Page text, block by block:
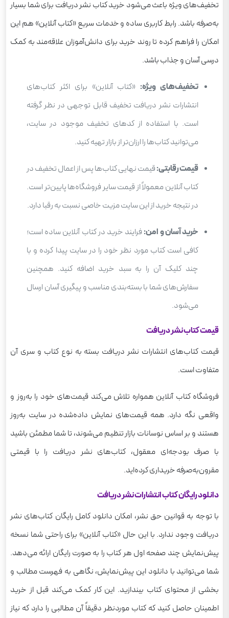
تخفیف‌های ویژه باعث می‌شود خرید کتاب نشر دریافت برای شما بسیار
به‌صرفه باشد. رابط کاربری ساده و خدمات سریع «کتاب آنلاین» هم این
امکان را فراهم کرده تا روند خرید برای دانش‌آموزان علاقه‌مند به کمک
درسی آسان و جذاب باشد.
تخفیف‌های ویژه: «کتاب آنلاین» برای اکثر کتاب‌های
انتشارات نشر دریافت تخفیف قابل توجهی در نظر گرفته
است. با استفاده از کدهای تخفیف موجود در سایت،
می‌توانید کتاب‌ها را ارزان‌تر از بازار تهیه کنید.
قیمت رقابتی:قیمت نهایی کتاب‌ها پس از اعمال تخفیف در
کتاب آنلاین معمولاً از قیمت سایر فروشگاه‌ها پایین‌تر است.
در نتیجه خرید از این سایت مزیت خاصی نسبت به رقبا دارد.
خرید آسان و امن: فرایند خرید در کتاب آنلاین ساده است؛
کافی است کتاب مورد نظر خود را در سایت پیدا کرده و با
چند کلیک آن را به سبد خرید اضافه کنید. همچنین
سفارش‌های شما با بسته‌بندی مناسب و پیگیری آسان ارسال
می‌شود.
قیمت کتاب نشر دریافت
قیمت کتاب‌های انتشارات نشر دریافت بسته به نوع کتاب و سری آن
متفاوت است.
فروشگاه کتاب آنلاین همواره تلاش می‌کند قیمت‌های خود را به‌روز و
واقعی نگه دارد. همه قیمت‌های نمایش داده‌شده در سایت به‌روز
هستند و بر اساس نوسانات بازار تنظیم می‌شوند، تا شما مطمئن باشید
با صرف بودجه‌ای معقول، کتاب‌های نشر دریافت را با قیمتی
مقرون‌به‌صرفه خریداری کرده‌اید.
دانلود رایگان کتاب انتشارات نشر دریافت
با توجه به قوانین حق نشر، امکان دانلود کامل رایگان کتاب‌های نشر
دریافت وجود ندارد. با این حال «کتاب آنلاین» برای راحتی شما نسخه
پیش‌نمایش چند صفحه اول هر کتاب را به صورت رایگان ارائه می‌دهد.
شما می‌توانید با دانلود این پیش‌نمایش، نگاهی به فهرست مطالب و
بخشی از محتوای کتاب بیندازید. این کار کمک می‌کند قبل از خرید
اطمینان حاصل کنید که کتاب موردنظر دقیقاً آن مطالبی را دارد که نیاز